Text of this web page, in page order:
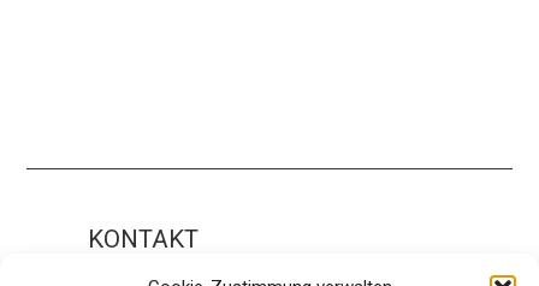
KONTAKT
Impressum